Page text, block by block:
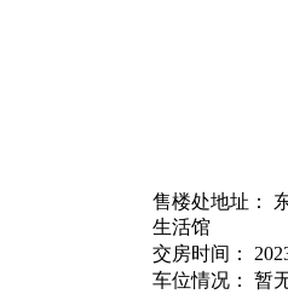
售楼处地址：
生活馆
交房时间：
车位情况：
暂